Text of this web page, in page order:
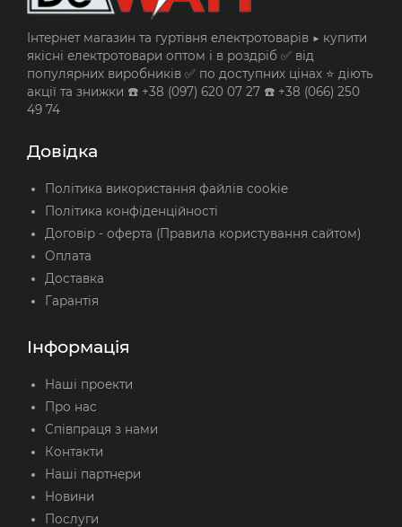
Інтернет магазин та гуртівня електротоварів ▶️ купити
якісні електротовари оптом і в роздріб ✅ від
популярних виробників ✅ по доступних цінах ⭐ діють
акції та знижки ☎️ +38 (097) 620 07 27 ☎️ +38 (066) 250
49 74
Довідка
Політика використання файлів cookie
Політика конфіденційності
Договір - оферта (Правила користування сайтом)
Оплата
Доставка
Гарантія
Інформація
Наші проекти
Про нас
Співпраця з нами
Контакти
Наші партнери
Новини
Послуги